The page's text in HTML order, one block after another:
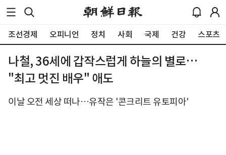
조선경제 오피니언 정치 사회 국제 건강 스포츠
나철, 36세에 갑작스럽게 하늘의 별로…
"최고 멋진 배우" 애도
이날 오전 세상 떠나…유작은 '콘크리트 유토피아'